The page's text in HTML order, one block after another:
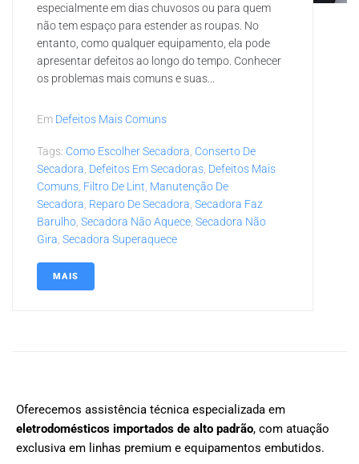
especialmente em dias chuvosos ou para quem
não tem espaço para estender as roupas. No
entanto, como qualquer equipamento, ela pode
apresentar defeitos ao longo do tempo. Conhecer
os problemas mais comuns e suas...
Em Defeitos Mais Comuns
Tags: Como Escolher Secadora Conserto De
Secadora Defeitos Em Secadoras Defeitos Mais
Comuns Filtro De Lint Manutenção De
Secadora Reparo De Secadora Secadora Faz
Barulho Secadora Não Aquece Secadora Não
Gira Secadora Superaquece
MAIS
Oferecemos assistência técnica especializada em
eletrodomésticos importados de alto padrão, com atuação
exclusiva em linhas premium e equipamentos embutidos.